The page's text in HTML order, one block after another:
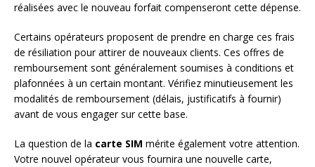
réalisées avec le nouveau forfait compenseront cette dépense.
Certains opérateurs proposent de prendre en charge ces frais
de résiliation pour attirer de nouveaux clients. Ces offres de
remboursement sont généralement soumises à conditions et
plafonnées à un certain montant. Vérifiez minutieusement les
modalités de remboursement (délais, justificatifs à fournir)
avant de vous engager sur cette base.
La question de la carte SIM mérite également votre attention.
Votre nouvel opérateur vous fournira une nouvelle carte,